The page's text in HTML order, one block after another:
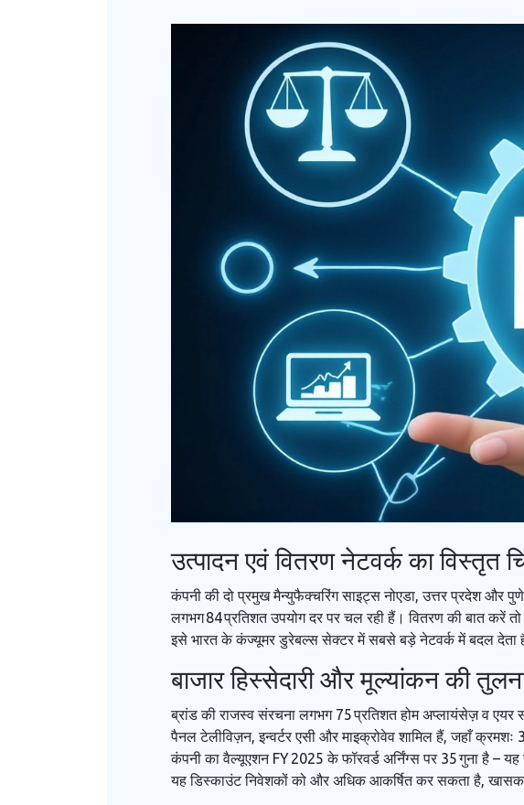
उत्पादन एवं वितरण नेटवर्क का विस्तृत
कंपनी की दो प्रमुख मैन्युफैक्चरिंग साइट्सनोएडा, उत्तर प्रदेश औरपुणे
लगभग 84 प्रतिशत उपयोग दर पर चल रही हैं। वितरण की बात
इसे भारत के कंज्यूमर डुरेबल्स सेक्टर में सबसे बड़े नेटवर्क में बदल देता
बाजार हिस्सेदारी और मूल्यांकन की
ब्रांड की राजस्व संरचना लगभग 75 प्रतिशत होम अप्लायंसेज़ व
पैनल टेलीविज़न, इन्वर्टर एसी और माइक्रोवेव शामिल हैं, जहाँ
कंपनी का वैल्यूएशन FY 2025 के फॉरवर्ड अर्निंग्स पर 35 गुना है –
यह डिस्काउंट निवेशकों को और अधिक आकर्षित कर सकता है,